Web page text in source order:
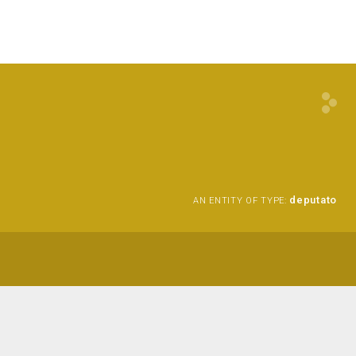
AN ENTITY OF TYPE: deputato